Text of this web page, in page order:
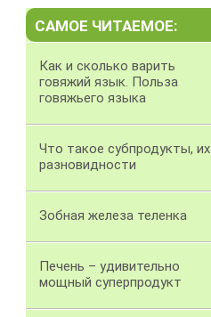
САМОЕ ЧИТАЕМОЕ:
Как и сколько варить
говяжий язык. Польза
говяжьего языка
Что такое субпродукты, их
разновидности
Зобная железа теленка
Печень – удивительно
мощный суперпродукт